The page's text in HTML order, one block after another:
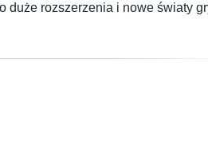
duże rozszerzenia i nowe światy